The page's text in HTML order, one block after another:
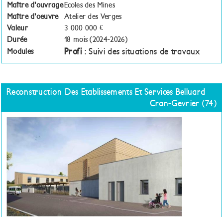
Maître d'ouvrageEcoles des Mines
Maître d'oeuvre
Atelier des Verges
Valeur
3 000 000 €
Durée
18 mois (2024-2026)
Modules
Profi : Suivi des situations de travaux
Reconstruction Des Etablissements Et Services Belluard
Cran-Gevrier (74)